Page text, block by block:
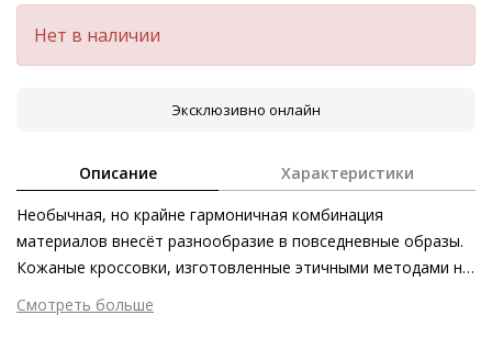
Нет в наличии
Эксклюзивно онлайн
Описание Характеристики
Необычная, но крайне гармоничная комбинация
материалов внесёт разнообразие в повседневные образы.
Кожаные кроссовки, изготовленные этичными методами на
экологически безопасном производстве, придутся
особенно по вкусу любительницам коричневых оттенков.
Смотреть больше